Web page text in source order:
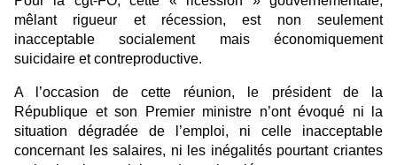
mêlant rigueur et récession, est non seulement
inacceptable socialement mais économiquement
suicidaire et contreproductive.
A l’occasion de cette réunion, le président de la
République et son Premier ministre n’ont évoqué ni la
situation dégradée de l’emploi, ni celle inacceptable
concernant les salaires, ni les inégalités pourtant criantes